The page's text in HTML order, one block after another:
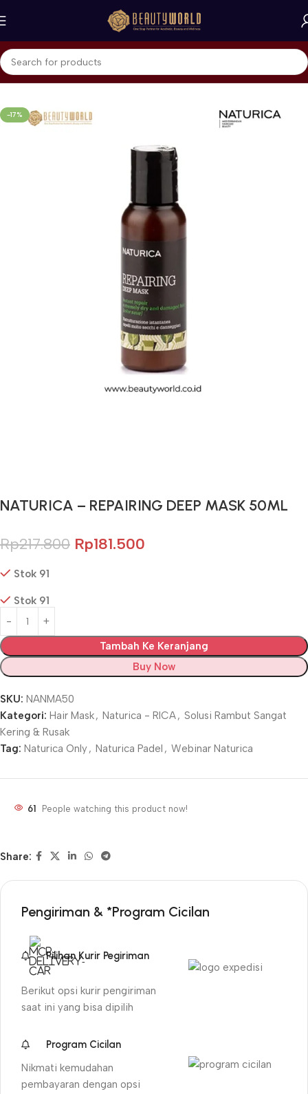
Beranda Naturica - RICA Hair Mask
-17%
NATURICA – REPAIRING DEEP MASK 50ML
Rp217.800 Rp181.500
Stok 91
Stok 91
Tambah Ke Keranjang
Buy Now
SKU: NANMA50
Kategori: Hair Mask, Naturica - RICA, Solusi Rambut Sangat
Kering & Rusak
Tag: Naturica Only, Naturica Padel , Webinar Naturica
61 People watching this product now!
Share:
Pengiriman & *Program Cicilan
Pilihan Kurir Pegiriman
Berikut opsi kurir pengiriman
saat ini yang bisa dipilih
Program Cicilan
Nikmati kemudahan
pembayaran dengan opsi